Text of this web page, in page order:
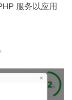
服务以应用